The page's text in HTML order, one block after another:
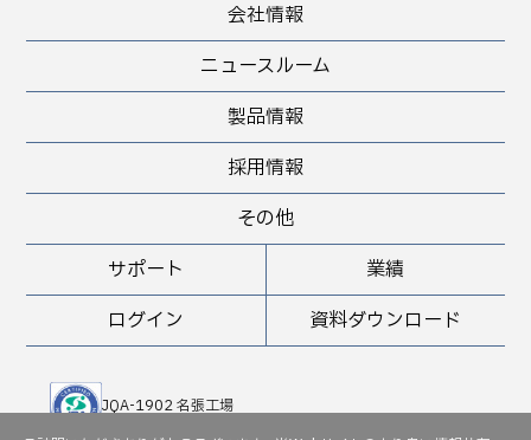
会社情報
ニュースルーム
製品情報
サポート 業績
採用情報
ログイン 資料ダウンロード
その他
JQA-1902 名張工場